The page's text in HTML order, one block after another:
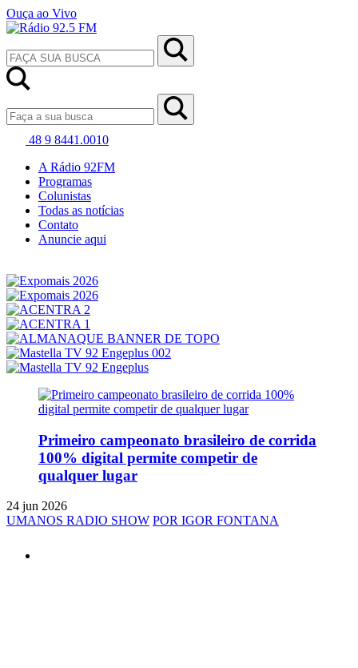
Ouça ao Vivo
48 9 8441.0010
A Rádio 92FM
Programas
Colunistas
Todas as notícias
Contato
Anuncie aqui
Primeiro campeonato brasileiro de corrida
100% digital permite competir de
qualquer lugar
24 jun 2026
UMANOS RADIO SHOW POR IGOR FONTANA